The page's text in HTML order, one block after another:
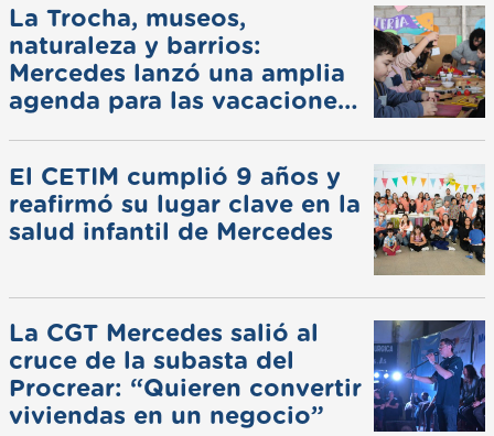
La Trocha, museos,
naturaleza y barrios:
Mercedes lanzó una amplia
agenda para las vacaciones
El CETIM cumplió 9 años y
reafirmó su lugar clave en la
salud infantil de Mercedes
La CGT Mercedes salió al
cruce de la subasta del
Procrear: “Quieren convertir
viviendas en un negocio”